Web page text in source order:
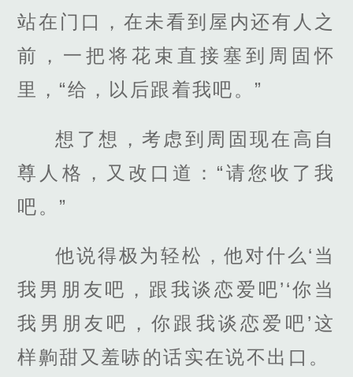
站在门口，在未看到屋内还有人之
前，一把将花束直接塞到周固怀
里，“给，以后跟着我吧。”
想了想，考虑到周固现在高自
尊人格，又改口道：“请您收了我
吧。”
他说得极为轻松，他对什么‘当
我男朋友吧，跟我谈恋爱吧’‘你当
我男朋友吧，你跟我谈恋爱吧’这
样齁甜又羞哧的话实在说不出口。